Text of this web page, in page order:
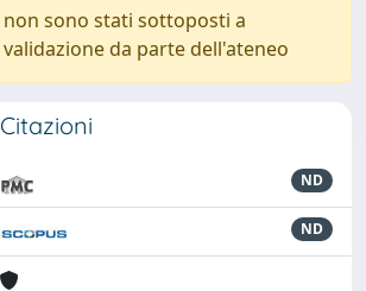
non sono stati sottoposti a
validazione da parte dell'ateneo
Citazioni
ND
ND